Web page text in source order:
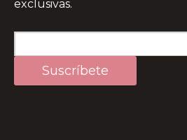
exclusivas.